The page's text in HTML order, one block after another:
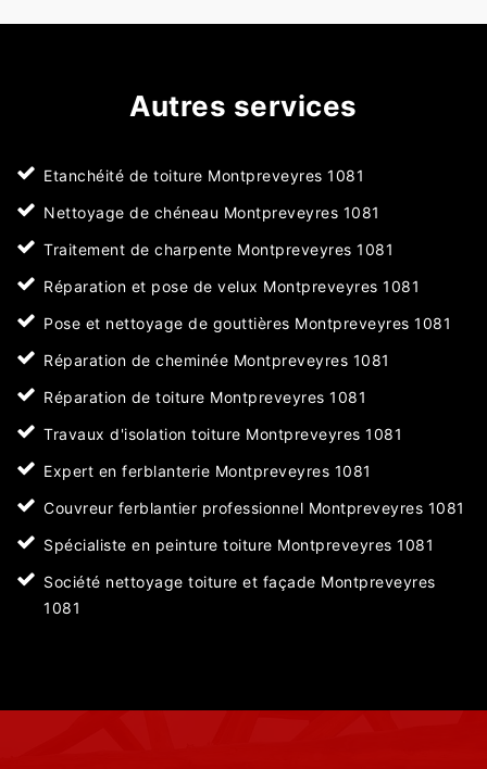
Autres services
Etanchéité de toiture Montpreveyres 1081
Nettoyage de chéneau Montpreveyres 1081
Traitement de charpente Montpreveyres 1081
Réparation et pose de velux Montpreveyres 1081
Pose et nettoyage de gouttières Montpreveyres 1081
Réparation de cheminée Montpreveyres 1081
Réparation de toiture Montpreveyres 1081
Travaux d'isolation toiture Montpreveyres 1081
Expert en ferblanterie Montpreveyres 1081
Couvreur ferblantier professionnel Montpreveyres 1081
Spécialiste en peinture toiture Montpreveyres 1081
Société nettoyage toiture et façade Montpreveyres
1081